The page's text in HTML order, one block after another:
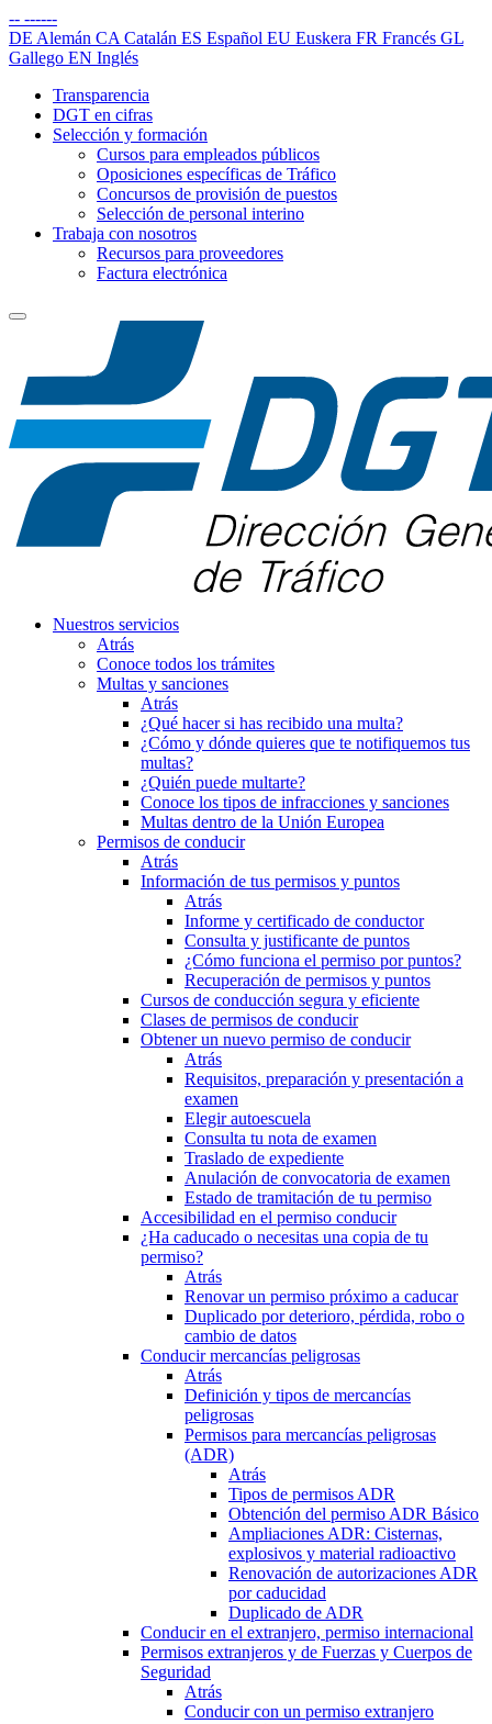
-- ------
DE Alemán CA Catalán ES Español EU Euskera FR Francés GL
Gallego EN Inglés
Transparencia
DGT en cifras
Selección y formación
Cursos para empleados públicos
Oposiciones específicas de Tráfico
Concursos de provisión de puestos
Selección de personal interino
Trabaja con nosotros
Recursos para proveedores
Factura electrónica
Nuestros servicios
Atrás
Conoce todos los trámites
Multas y sanciones
Atrás
¿Qué hacer si has recibido una multa?
¿Cómo y dónde quieres que te notifiquemos tus
multas?
¿Quién puede multarte?
Conoce los tipos de infracciones y sanciones
Multas dentro de la Unión Europea
Permisos de conducir
Atrás
Información de tus permisos y puntos
Atrás
Informe y certificado de conductor
Consulta y justificante de puntos
¿Cómo funciona el permiso por puntos?
Recuperación de permisos y puntos
Cursos de conducción segura y eficiente
Clases de permisos de conducir
Obtener un nuevo permiso de conducir
Atrás
Requisitos, preparación y presentación a
examen
Elegir autoescuela
Consulta tu nota de examen
Traslado de expediente
Anulación de convocatoria de examen
Estado de tramitación de tu permiso
Accesibilidad en el permiso conducir
¿Ha caducado o necesitas una copia de tu
permiso?
Atrás
Renovar un permiso próximo a caducar
Duplicado por deterioro, pérdida, robo o
cambio de datos
Conducir mercancías peligrosas
Atrás
Definición y tipos de mercancías
peligrosas
Permisos para mercancías peligrosas
(ADR)
Atrás
Tipos de permisos ADR
Obtención del permiso ADR Básico
Ampliaciones ADR: Cisternas,
explosivos y material radioactivo
Renovación de autorizaciones ADR
por caducidad
Duplicado de ADR
Conducir en el extranjero, permiso internacional
Permisos extranjeros y de Fuerzas y Cuerpos de
Seguridad
Atrás
Conducir con un permiso extranjero